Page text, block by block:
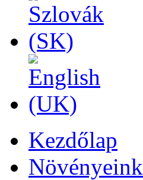
Kezdőlap
Növényeink